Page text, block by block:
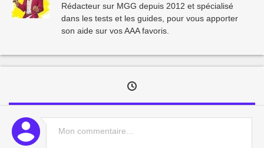
Rédacteur sur MGG depuis 2012 et spécialisé
dans les tests et les guides, pour vous apporter
son aide sur vos AAA favoris.